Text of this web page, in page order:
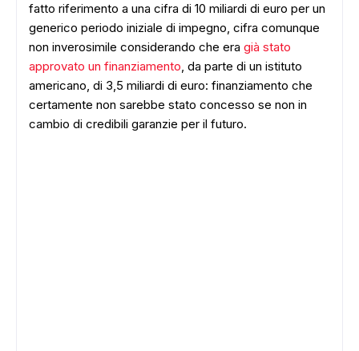
fatto riferimento a una cifra di 10 miliardi di euro per un
generico periodo iniziale di impegno, cifra comunque
non inverosimile considerando che era già stato
approvato un finanziamento, da parte di un istituto
americano, di 3,5 miliardi di euro: finanziamento che
certamente non sarebbe stato concesso se non in
cambio di credibili garanzie per il futuro.